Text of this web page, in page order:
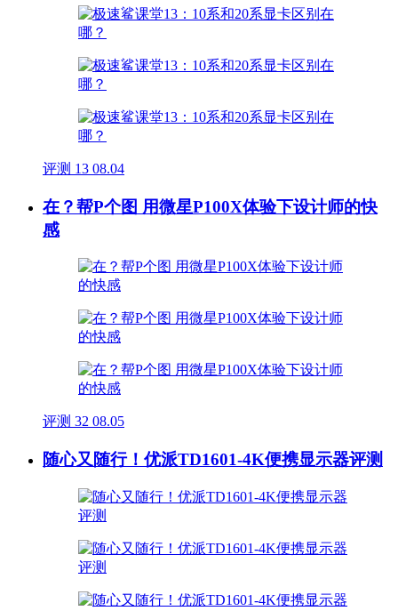
评测 13 08.04
在？帮P个图 用微星P100X体验下设计师的快
感
评测 32 08.05
随心又随行！优派TD1601-4K便携显示器评测